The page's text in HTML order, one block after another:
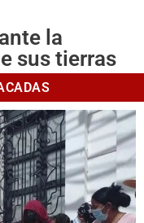
la
sus tierras